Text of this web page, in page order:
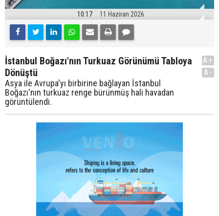
10:17 11 Haziran 2026
İstanbul Boğazı'nın Turkuaz Görünümü Tabloya
Dönüştü
Asya ile Avrupa'yı birbirine bağlayan İstanbul
Boğazı'nın turkuaz renge bürünmüş hali havadan
görüntülendi.
A+
A-